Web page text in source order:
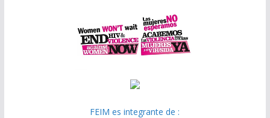
FEIM es integrante de :